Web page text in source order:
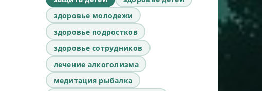
здоровье молодежи
здоровье подростков
здоровье сотрудников
лечение алкоголизма
медитация рыбалка